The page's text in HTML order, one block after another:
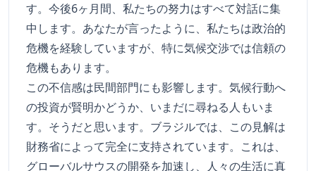
す。今後6ヶ月間、私たちの努力はすべて対話に集
中します。あなたが言ったように、私たちは政治的
危機を経験していますが、特に気候交渉では信頼の
危機もあります。
この不信感は民間部門にも影響します。気候行動へ
の投資が賢明かどうか、いまだに尋ねる人もいま
す。そうだと思います。ブラジルでは、この見解は
財務省によって完全に支持されています。これは、
グローバルサウスの開発を加速し、人々の生活に真